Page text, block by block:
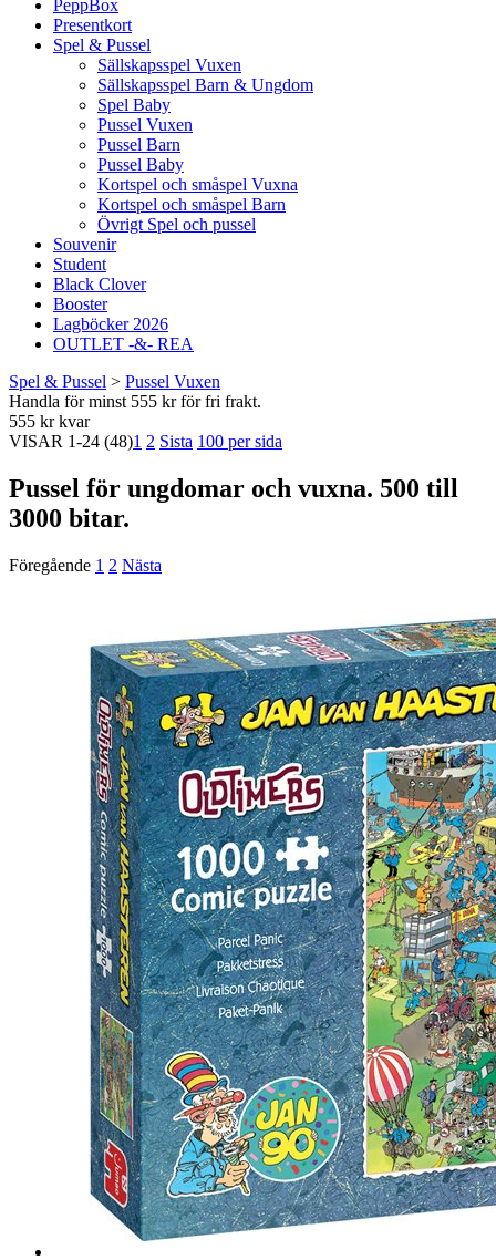
PeppBox
Presentkort
Spel & Pussel
Sällskapsspel Vuxen
Sällskapsspel Barn & Ungdom
Spel Baby
Pussel Vuxen
Pussel Barn
Pussel Baby
Kortspel och småspel Vuxna
Kortspel och småspel Barn
Övrigt Spel och pussel
Souvenir
Student
Black Clover
Booster
Lagböcker 2026
OUTLET -&- REA
Spel & Pussel > Pussel Vuxen
Handla för minst 555 kr för fri frakt.
555 kr kvar
VISAR 1-24 (48)1 2 Sista 100 per sida
Pussel för ungdomar och vuxna. 500 till
3000 bitar.
Föregående 1 2 Nästa